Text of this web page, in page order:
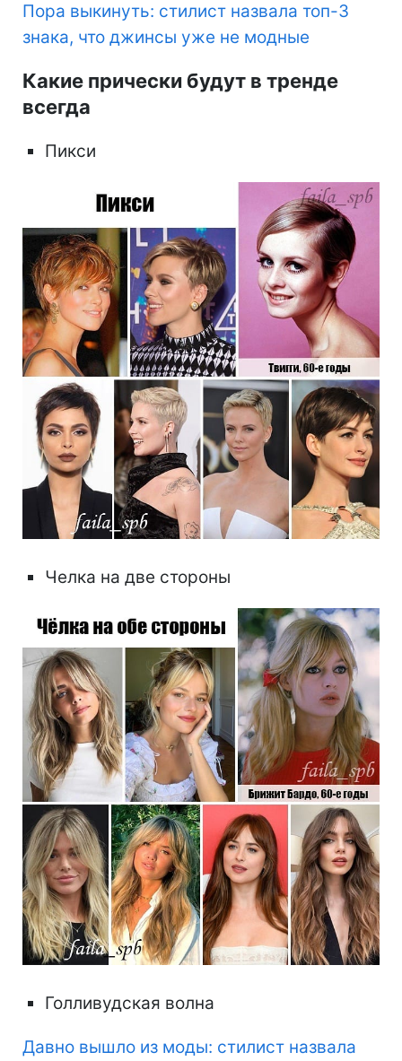
Пора выкинуть: стилист назвала топ-3
знака, что джинсы уже не модные
Какие прически будут в тренде
всегда
Пикси
Челка на две стороны
Голливудская волна
Давно вышло из моды: стилист назвала